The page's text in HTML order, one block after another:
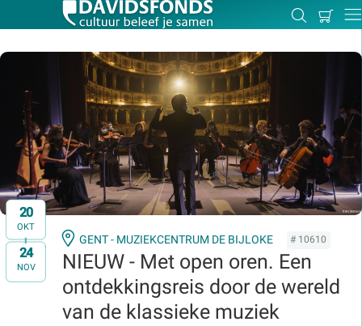
Zoeken
Mijn
20
OKT
t/m
24
NOV
GENT - MUZIEKCENTRUM DE BIJLOKE # 10610
NIEUW - Met open oren. Een
ontdekkingsreis door de wereld
van de klassieke muziek
Zoek:
Zoeken